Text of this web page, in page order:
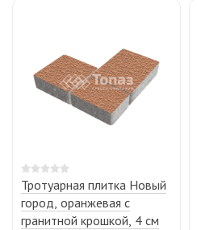
Тротуарная плитка Новый
город, оранжевая с
гранитной крошкой, 4 см